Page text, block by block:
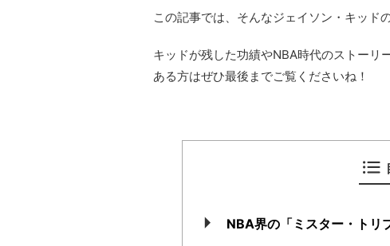
この記事では、そんなジェイソン・キッド
キッドが残した功績やNBA時代のストーリ
ある方はぜひ最後までご覧くださいね！
NBA界の「ミスター・トリ